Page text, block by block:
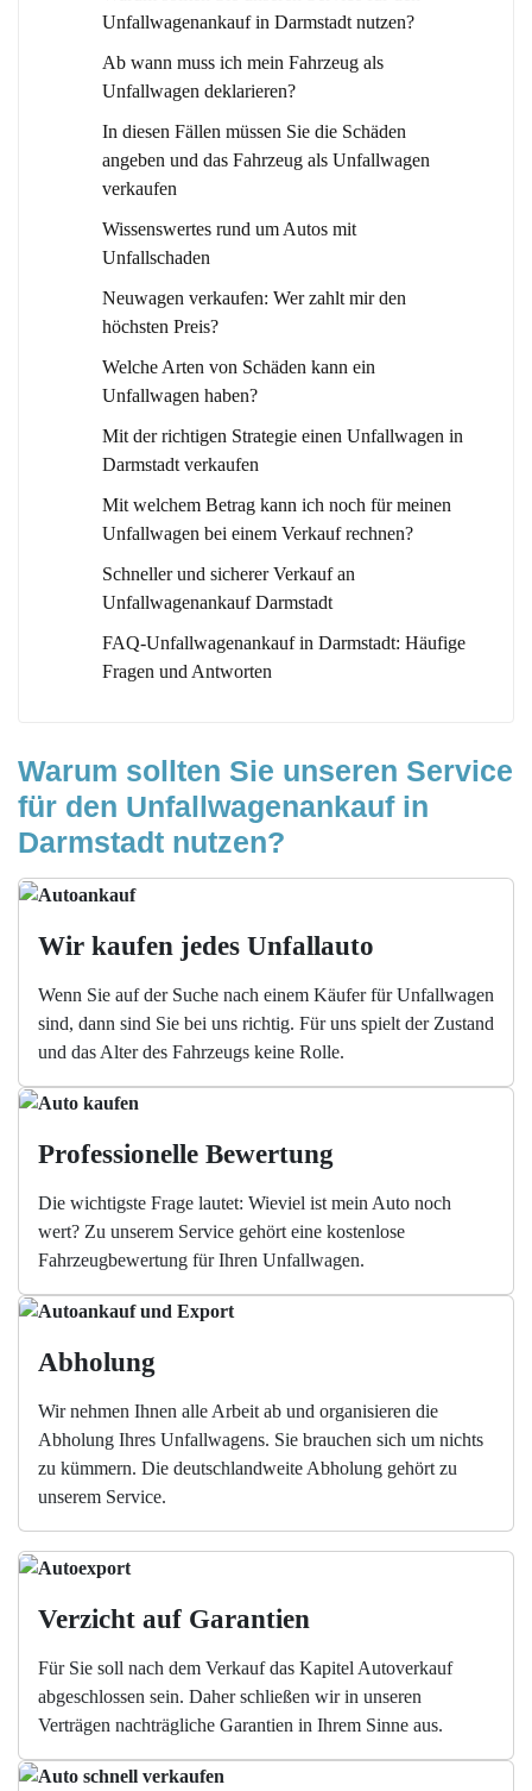
Unfallwagenankauf in Darmstadt nutzen?
Ab wann muss ich mein Fahrzeug als
Unfallwagen deklarieren?
In diesen Fällen müssen Sie die Schäden
angeben und das Fahrzeug als Unfallwagen
verkaufen
Wissenswertes rund um Autos mit
Unfallschaden
Neuwagen verkaufen: Wer zahlt mir den
höchsten Preis?
Welche Arten von Schäden kann ein
Unfallwagen haben?
Mit der richtigen Strategie einen Unfallwagen in
Darmstadt verkaufen
Mit welchem Betrag kann ich noch für meinen
Unfallwagen bei einem Verkauf rechnen?
Schneller und sicherer Verkauf an
Unfallwagenankauf Darmstadt
FAQ-Unfallwagenankauf in Darmstadt: Häufige
Fragen und Antworten
Warum sollten Sie unseren Service
für den Unfallwagenankauf in
Darmstadt nutzen?
Wir kaufen jedes Unfallauto
Wenn Sie auf der Suche nach einem Käufer für Unfallwagen
sind, dann sind Sie bei uns richtig. Für uns spielt der Zustand
und das Alter des Fahrzeugs keine Rolle.
Professionelle Bewertung
Die wichtigste Frage lautet: Wieviel ist mein Auto noch
wert? Zu unserem Service gehört eine kostenlose
Fahrzeugbewertung für Ihren Unfallwagen.
Abholung
Wir nehmen Ihnen alle Arbeit ab und organisieren die
Abholung Ihres Unfallwagens. Sie brauchen sich um nichts
zu kümmern. Die deutschlandweite Abholung gehört zu
unserem Service.
Verzicht auf Garantien
Für Sie soll nach dem Verkauf das Kapitel Autoverkauf
abgeschlossen sein. Daher schließen wir in unseren
Verträgen nachträgliche Garantien in Ihrem Sinne aus.